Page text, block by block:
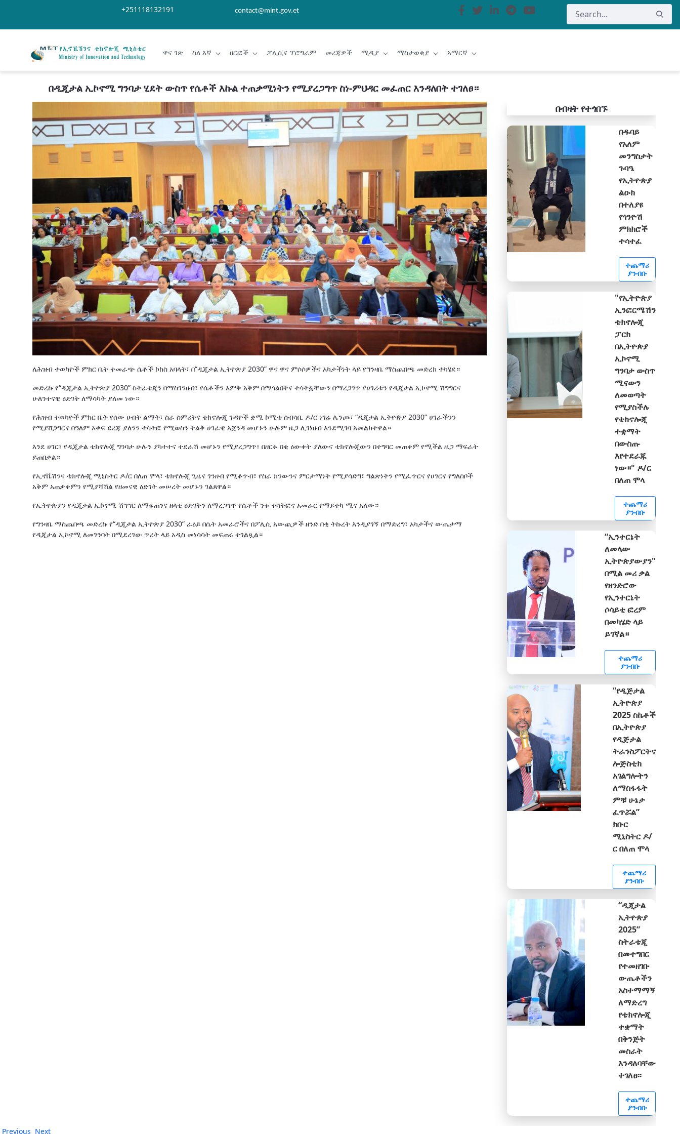
+251118132191 contact@mint.gov.et
ዋና ገጽ ስለ እኛ ዘርፎች ፖሊሲና ፕሮግራም መረጃዎች ሚዲያ ማስታወቂያ አማርኛ
በዲጂታል ኢኮኖሚ ግንባታ ሂደት ውስጥ የሴቶች እኩል ተጠቃሚነትን የሚያረጋግጥ ስነ-ምህዳር መፈጠር እንዳለበት ተገለፀ።
ለሕዝብ ተወካዮች ምክር ቤት ተመራጭ ሴቶች ኮከስ አባላት፣ በ“ዲጂታል ኢትዮጵያ 2030” ዋና ዋና ምሶሶዎችና አካታችነት ላይ የግንዛቤ ማስጨበጫ መድረክ ተካሄደ።
መድረኩ የ“ዲጂታል ኢትዮጵያ 2030” ስትራቴጂን በማስገንዘብ፣ የሴቶችን እምቅ አቅም በማጎልበትና ተሳትፏቸውን በማረጋገጥ የሀገሪቱን የዲጂታል ኢኮኖሚ ሽግግርና
ሁለንተናዊ ዕድገት ለማሳካት ያለመ ነው።
የሕዝብ ተወካዮች ምክር ቤት የሰው ሀብት ልማት፣ ስራ ስምሪትና ቴክኖሎጂ ጉዳዮች ቋሚ ኮሚቴ ሰብሳቢ ዶ/ር ነገሬ ሌንጮ፣ “ዲጂታል ኢትዮጵያ 2030” ሀገራችንን
የሚያሸጋግርና በዓለም አቀፍ ደረጃ ያለንን ተሳትፎ የሚወስን ትልቅ ሀገራዊ አጀንዳ መሆኑን ሁሉም ዜጋ ሊገነዘብ እንደሚገባ አመልክተዋል።
እንደ ሀገር፣ የዲጂታል ቴክኖሎጂ ግንባታ ሁሉን ያካተተና ተደራሽ መሆኑን የሚያረጋግጥ፣ በዘርፉ በቂ ዕውቀት ያለውና ቴክኖሎጂውን በተግባር መጠቀም የሚችል ዜጋ ማፍራት
ይጠበቃል።
የኢኖቬሽንና ቴክኖሎጂ ሚኒስትር ዶ/ር በለጠ ሞላ፣ ቴክኖሎጂ ጊዜና ገንዘብ የሚቆጥብ፣ የስራ ክንውንና ምርታማነት የሚያሳድግ፣ ግልጽነትን የሚፈጥርና የሀገርና የግለሰቦች
አቅም አጠቃቀምን የሚያሻሽል የዘመናዊ ዕድገት መሠረት መሆኑን ገልጸዋል።
የኢትዮጵያን የዲጂታል ኢኮኖሚ ሽግግር ለማፋጠንና ዘላቂ ዕድገትን ለማረጋገጥ የሴቶች ንቁ ተሳትፎና አመራር የማይተካ ሚና አለው።
የግንዛቤ ማስጨበጫ መድረኩ የ“ዲጂታል ኢትዮጵያ 2030” ራዕይ በሴት አመራሮችና በፖሊሲ አውጪዎች ዘንድ በቂ ትኩረት እንዲያገኝ በማድረግ፣ አካታችና ውጤታማ
የዲጂታል ኢኮኖሚ ለመገንባት በሚደረገው ጥረት ላይ አዲስ መነሳሳት መፍጠሩ ተገልጿል።
በብዛት የተጎበኙ
በዱባይ
የአለም
መንግስታት
ጉባዔ
የኢትዮጵያ
ልዑክ
በተለያዩ
የጎንዮሽ
ምክክሮች
ተሳተፈ
ተጨማሪ
ያንብቡ
"የኢትዮጵያ
ኢንፎርሜሽን
ቴክኖሎጂ
ፓርክ
በኢትዮጵያ
ኢኮኖሚ
ግንባታ ውስጥ
ሚናውን
ለመወጣት
የሚያስችሉ
የቴክኖሎጂ
ተቋማት
በውስጡ
እየተደራጁ
ነው።" ዶ/ር
በለጠ ሞላ
ተጨማሪ
ያንብቡ
“ኢንተርኔት
ለመላው
ኢትዮጵያውያን"
በሚል መሪ ቃል
የዘንድሮው
የኢንተርኔት
ሶሳይቲ ፎረም
በመካሄድ ላይ
ይገኛል።
ተጨማሪ
ያንብቡ
“የዲጅታል
ኢትዮጵያ
2025 ስኬቶች
በኢትዮጵያ
የዲጅታል
ትራንስፖርትና
ሎጅስቲክ
አገልግሎትን
ለማስፋፋት
ምቹ ሁኔታ
ፈጥሯል”
ክቡር
ሚኒስትር ዶ/
ር በለጠ ሞላ
ተጨማሪ
ያንብቡ
“ዲጂታል
ኢትዮጵያ
2025”
ስትራቴጂ
በመተግበር
የተመዘገቡ
ውጤቶችን
አስተማማኝ
ለማድረግ
የቴክኖሎጂ
ተቋማት
በቅንጅት
መስራት
እንዳለባቸው
ተገለፀ፡፡
ተጨማሪ
ያንብቡ
Previous Next